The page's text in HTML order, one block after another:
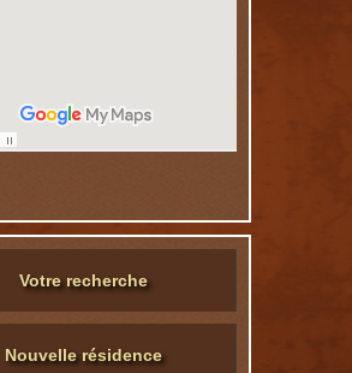
Votre recherche
Nouvelle résidence